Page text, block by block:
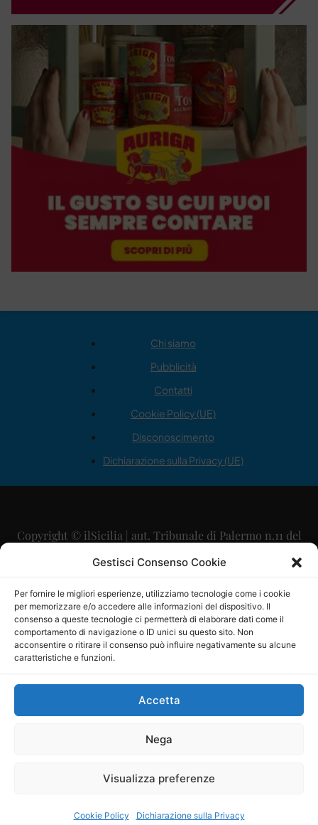
Gestisci Consenso Cookie
Per fornire le migliori esperienze, utilizziamo tecnologie come i cookie
per memorizzare e/o accedere alle informazioni del dispositivo. Il
consenso a queste tecnologie ci permetterà di elaborare dati come il
comportamento di navigazione o ID unici su questo sito. Non
acconsentire o ritirare il consenso può influire negativamente su alcune
caratteristiche e funzioni.
Accetta
Nega
Visualizza preferenze
Cookie Policy Dichiarazione sulla Privacy
Chi siamo
Pubblicità
Contatti
Cookie Policy (UE)
Disconoscimento
Dichiarazione sulla Privacy (UE)
Copyright © ilSicilia | aut. Tribunale di Palermo n.11 del
29/09/2015
Direttore Editoriale: Maurizio Scaglione
Direttore Responsabile: Maria Calabrese
P.IVA: 06334930820
Mercurio Comunicazione Società Cooperativa a r.l. è
iscritta al Registro degli Operatori di Comunicazione al
Sito gestito daLa Digitale srl–info@ladigitale.it